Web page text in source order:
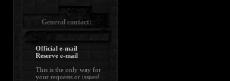
General contact:
Official e-mail
Reserve e-mail
This is the only way for
your requests or issues!